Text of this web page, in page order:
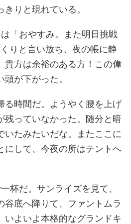
りと現れている。
「おやすみ。また明日挑戦
りと言い放ち、夜の帳に静
貴方は余裕のある方！この偉
が下がった。
る時間だ。ようやく腰を上げ
残っていなかった。随分と暗
いたみたいだな。またここに
にして、今夜の所はテントへ
杯だ。サンライズを見て、
谷底へ降りて、ファントムラ
いよいよ本格的なグランドキ